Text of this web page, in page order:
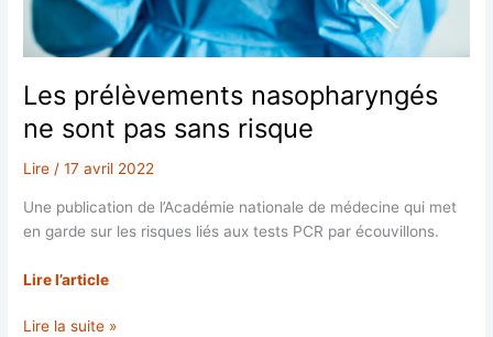
Les prélèvements nasopharyngés
ne sont pas sans risque
Lire /17 avril 2022
Une publication de l’Académie nationale de médecine qui met
en garde sur les risques liés aux tests PCR par écouvillons.
Lire l’article
Les
Lire la suite »